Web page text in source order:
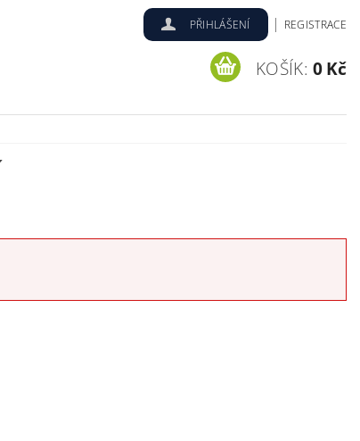
PŘIHLÁŠENÍ | REGISTRACE
KOŠÍK: 0 Kč